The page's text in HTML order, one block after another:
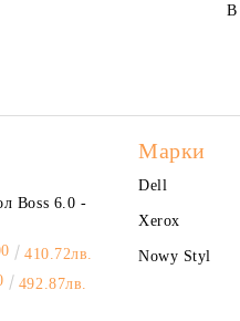
В
Boss 6.0 -
410.72лв.
492.87лв.
Марки
Dell
Xerox
Nowy Styl